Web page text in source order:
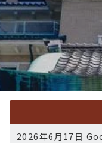
2026年6月17日